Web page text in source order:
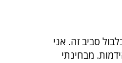
סביב זה. אני
מבחינתי